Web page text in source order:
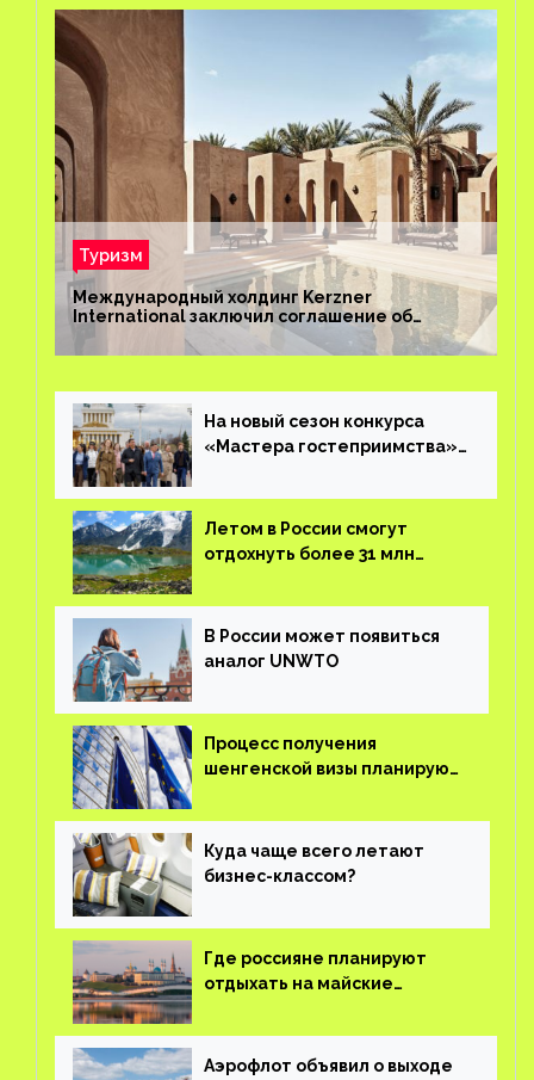
Туризм
Международный холдинг Kerzner
International заключил соглашение об
управлении курортом Bab Al Shams Desert
Resort в Дубае
На новый сезон конкурса
«Мастера гостеприимства»
заявок
Летом в России смогут
отдохнуть более 31 млн
В России может появиться
аналог UNWTO
Процесс получения
шенгенской визы планируют
Куда чаще всего летают
бизнес-классом?
Где россияне планируют
отдыхать на майские
Аэрофлот объявил о выходе